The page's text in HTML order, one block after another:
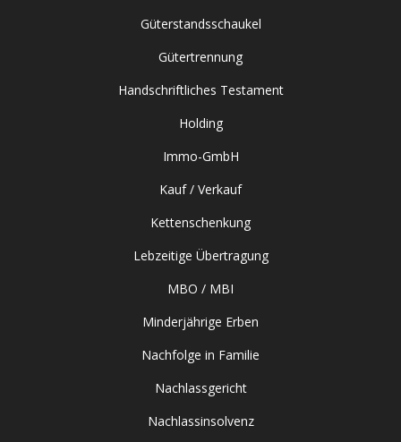
Güterstandsschaukel
Gütertrennung
Handschriftliches Testament
Holding
Immo-GmbH
Kauf / Verkauf
Kettenschenkung
Lebzeitige Übertragung
MBO / MBI
Minderjährige Erben
Nachfolge in Familie
Nachlassgericht
Nachlassinsolvenz